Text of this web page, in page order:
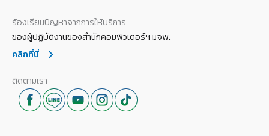
ร้องเรียนปัญหาจากการให้บริการ
ของผู้ปฏิบัติงานของสำนักคอมพิวเตอร์ฯ มจพ.
คลิกที่นี่
ติดตามเรา